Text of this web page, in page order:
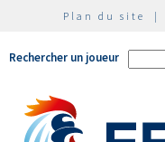
Plan du site |
Rechercher un joueur